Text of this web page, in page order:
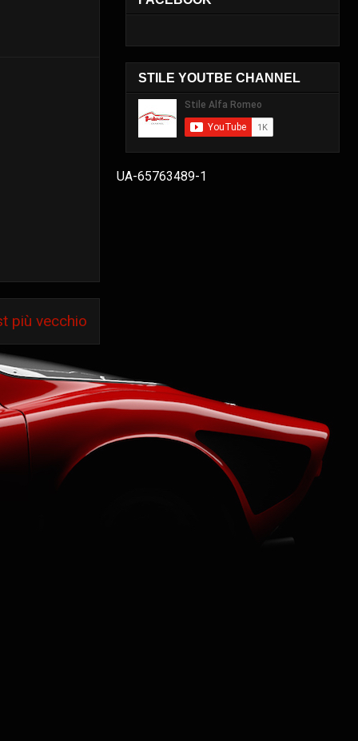
più vecchio
STILE YOUTBE CHANNEL
UA-65763489-1